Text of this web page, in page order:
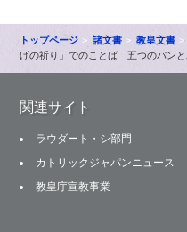
トップページ 諸文書 教皇文書
げの祈り」でのことば 五つのパンと
関連サイト
ラウダート・シ部門
カトリックジャパンニュース
教皇庁宣教事業